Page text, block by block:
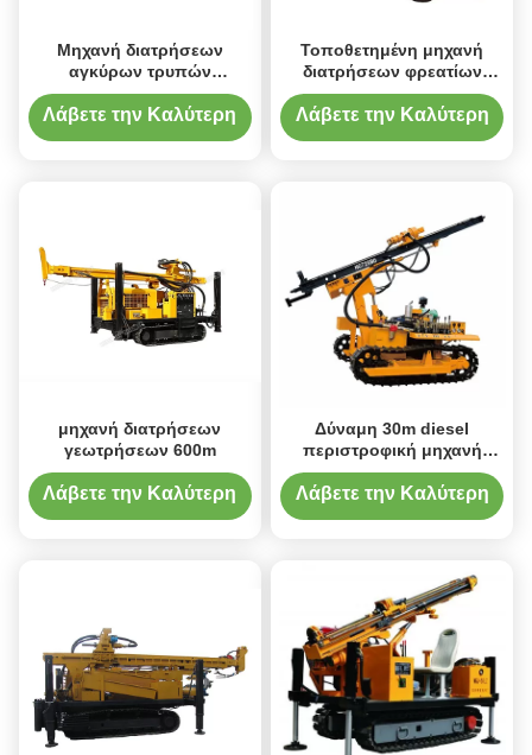
Μηχανή διατρήσεων
αγκύρων τρυπών
ανατίναξης
αντιολισθητικών αλυσίδων
Λάβετε την Καλύτερη
Τοποθετημένη μηχανή
διατρήσεων φρεατίων
νερού JXY600 600m
ρυμουλκό
Λάβετε την Καλύτερη
μηχανή διατρήσεων
γεωτρήσεων 600m
Λάβετε την Καλύτερη
Δύναμη 30m diesel
περιστροφική μηχανή
διατρήσεων φρεατίων
νερού
Λάβετε την Καλύτερη